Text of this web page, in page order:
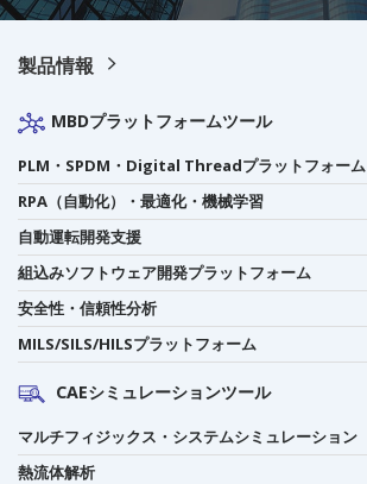
製品情報
MBDプラットフォームツール
PLM・SPDM・Digital Threadプラットフォーム
RPA（自動化）・最適化・機械学習
自動運転開発支援
組込みソフトウェア開発プラットフォーム
安全性・信頼性分析
MILS/SILS/HILSプラットフォーム
CAEシミュレーションツール
マルチフィジックス・システムシミュレーション
熱流体解析